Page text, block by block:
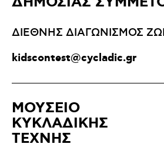
ΔΙΕΘΝΗΣ ΔΙΑΓΩΝΙΣΜΟΣ
kidscontest@cycladic.gr
ΜΟΥΣΕΙΟ
ΚΥΚΛΑΔΙΚΗΣ
ΤΕΧΝΗΣ